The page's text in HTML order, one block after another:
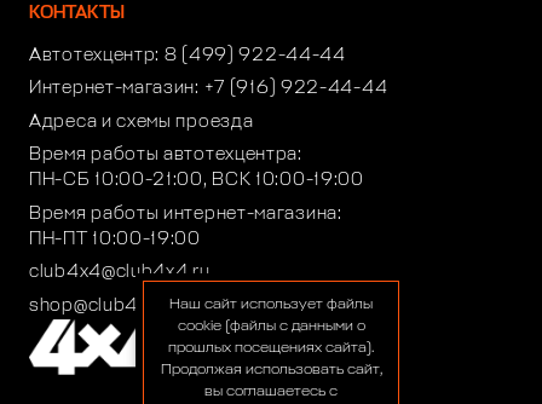
КОНТАКТЫ
Автотехцентр: 8 (499) 922-44-44
Интернет-магазин: +7 (916) 922-44-44
Адреса и схемы проезда
Время работы автотехцентра:
ПН-СБ 10:00-21:00, ВСК 10:00-19:00
Время работы интернет-магазина:
ПН-ПТ 10:00-19:00
club4x4@club4x4.ru
shop@club4x4.ruНаш сайт использует файлы
cookie (файлы с данными о
прошлых посещениях сайта).
Продолжая использовать сайт,
вы соглашаетесь с